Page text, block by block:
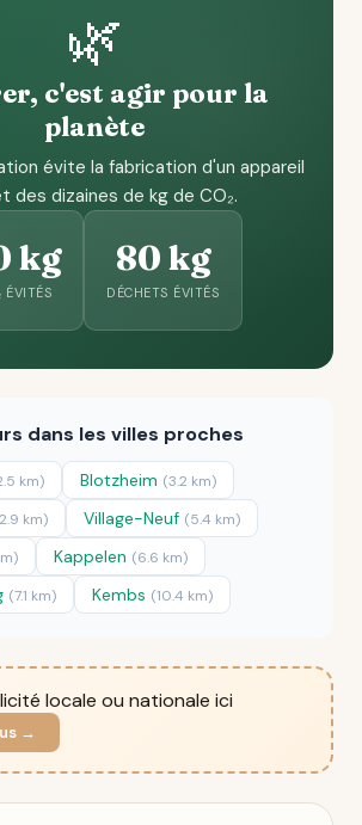
🌿
c'est agir pour la
planète
évite la fabrication d'un appareil
des dizaines de kg de CO₂.
kg
ÉVITÉS
80 kg
DÉCHETS ÉVITÉS
dans les villes proches
km) Blotzheim (3.2 km)
km) Village-Neuf (5.4 km)
Kappelen (6.6 km)
(7.1 km) Kembs (10.4 km)
locale ou nationale ici
→